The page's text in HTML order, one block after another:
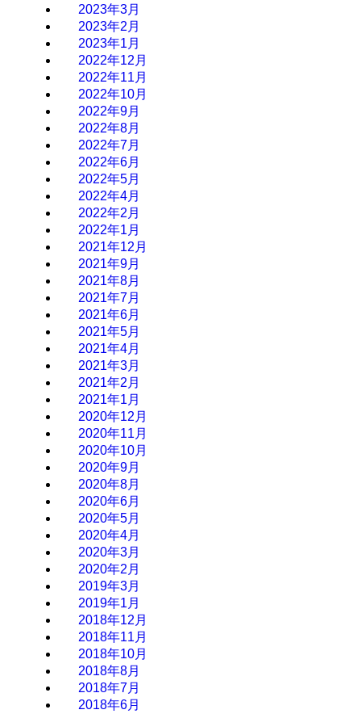
2023年3月
2023年2月
2023年1月
2022年12月
2022年11月
2022年10月
2022年9月
2022年8月
2022年7月
2022年6月
2022年5月
2022年4月
2022年2月
2022年1月
2021年12月
2021年9月
2021年8月
2021年7月
2021年6月
2021年5月
2021年4月
2021年3月
2021年2月
2021年1月
2020年12月
2020年11月
2020年10月
2020年9月
2020年8月
2020年6月
2020年5月
2020年4月
2020年3月
2020年2月
2019年3月
2019年1月
2018年12月
2018年11月
2018年10月
2018年8月
2018年7月
2018年6月